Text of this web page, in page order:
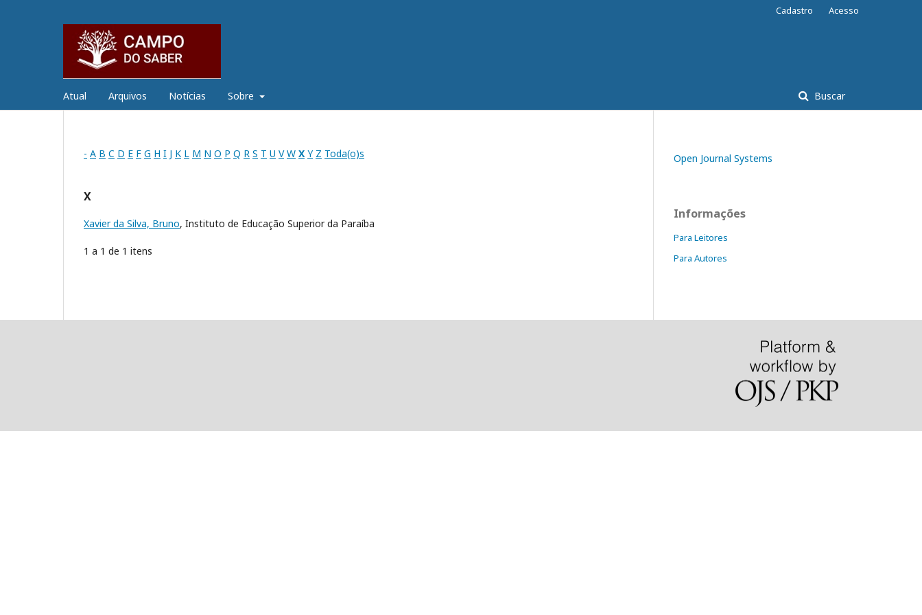
Atual Arquivos Notícias Sobre Buscar
Cadastro Acesso
- A B C D E F G H I J K L M N O P Q R S T U V W X Y Z Toda(o)s
X
Xavier da Silva, Bruno, Instituto de Educação Superior da Paraíba
1 a 1 de 1 itens
Open Journal Systems
Informações
Para Leitores
Para Autores